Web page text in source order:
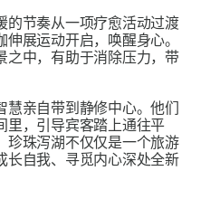
的节奏从一项疗愈活动过渡
展运动开启，唤醒身心。
之中，有助于消除压力，带
亲自带到静修中心。他们
里，引导宾客踏上通往平
珍珠泻湖不仅仅是一个旅游
长自我、寻觅内心深处全新